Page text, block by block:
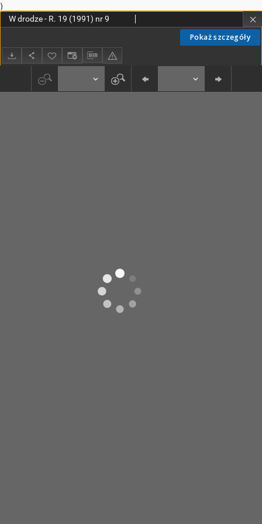
)
Pokaż szczegóły
W drodze - R. 19 (1991) nr 9